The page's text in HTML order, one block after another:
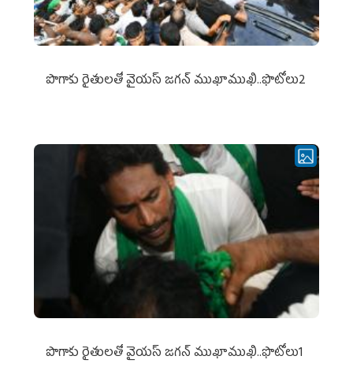
పొగాకు రైతుల‌తో వైయ‌స్ జ‌గ‌న్ ముఖాముఖి..ఫొటోలు2
పొగాకు రైతుల‌తో వైయ‌స్ జ‌గ‌న్ ముఖాముఖి..ఫొటోలు1